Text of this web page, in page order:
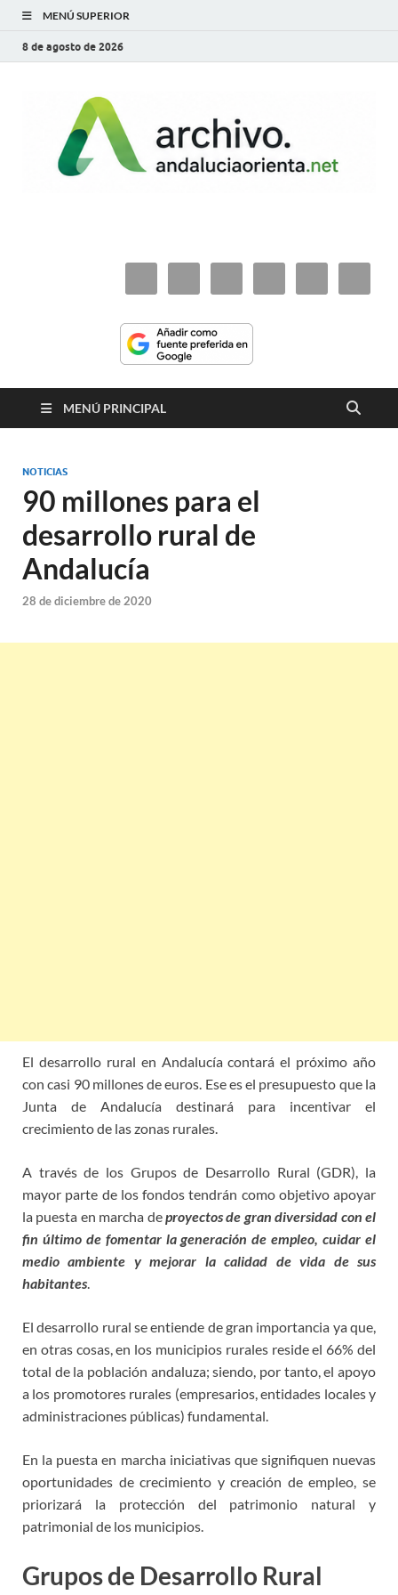
MENÚ SUPERIOR
8 de agosto de 2026
MENÚ PRINCIPAL
NOTICIAS
90 millones para el
desarrollo rural de
Andalucía
28 de diciembre de 2020
El desarrollo rural en Andalucía contará el próximo año
con casi 90 millones de euros. Ese es el presupuesto que la
Junta de Andalucía destinará para incentivar el
crecimiento de las zonas rurales.
A través de los Grupos de Desarrollo Rural (GDR), la
mayor parte de los fondos tendrán como objetivo apoyar
la puesta en marcha deproyectos de gran diversidad con el
fin último de fomentar la generación de empleo, cuidar el
medio ambiente y mejorar la calidad de vida de sus
habitantes
El desarrollo rural se entiende de gran importancia ya que,
en otras cosas, en los municipios rurales reside el 66% del
total de la población andaluza; siendo, por tanto, el apoyo
a los promotores rurales (empresarios, entidades locales y
administraciones públicas) fundamental.
En la puesta en marcha iniciativas que signifiquen nuevas
oportunidades de crecimiento y creación de empleo, se
priorizará la protección del patrimonio natural y
patrimonial de los municipios.
Grupos de Desarrollo Rural